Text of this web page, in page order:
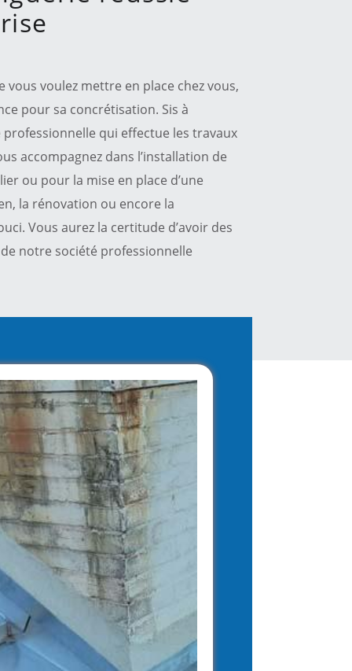
voulez mettre en place chez vous,
pour sa concrétisation. Sis à
qui effectue les travaux
accompagnez dans l’installation de
ou pour la mise en place d’une
la rénovation ou encore la
Vous aurez la certitude d’avoir des
notre société professionnelle